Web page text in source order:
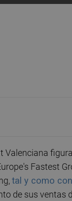
Valenciana
Fastest
tal y como
de sus ventas